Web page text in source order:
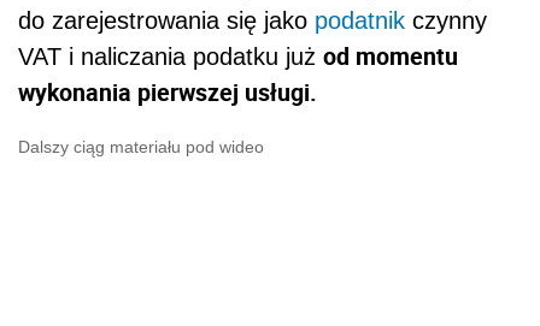
do zarejestrowania się jako podatnik czynny
VAT i naliczania podatku już od momentu
wykonania pierwszej usługi.
Dalszy ciąg materiału pod wideo